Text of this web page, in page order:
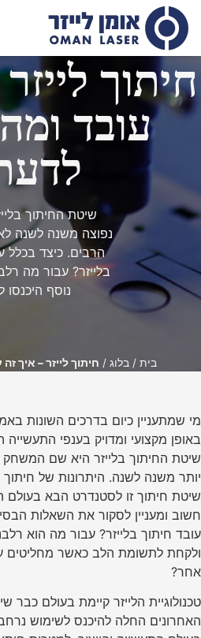
חיתוך
עובד
שיטת החיתוך
נפוצה משנה לשנה
הרבים. כיצד בכלל
בלייזר? עבור מה
נוסף היכנסו
בית / בלוג / חיתוך לייזר – איך
מי שמתעניין כיום בדרכים השונות
באופן מקצועי ומדויק בענפי
שיטת החיתוך בלייזר היא שם המשחק
יותר משנה לשנה. היתרונות של חיתוך
שיטת חיתוך זו לסטנדרט הבא בעולם
חשוב ומעניין לסקור את השאלות
עובד חיתוך בלייזר? עבור מה הוא
ולקחת לתשומת הלב כאשר מחליטים
אחר?
טכנולוגיית הלייזר קיימת בעולם
האחרונים החלה להיכנס לשימוש